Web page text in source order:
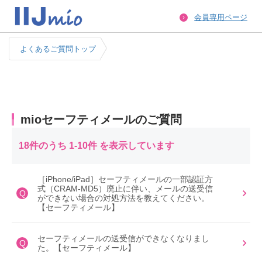
会員専用ページ
mioセーフティメールのご質問
18件のうち 1-10件 を表示しています
Q
［iPhone/iPad］セーフティメールの一部認証方
式（CRAM-MD5）廃止に伴い、メールの送受信
ができない場合の対処方法を教えてください。
【セーフティメール】
Q
セーフティメールの送受信ができなくなりまし
た。【セーフティメール】
よくあるご質問トップ